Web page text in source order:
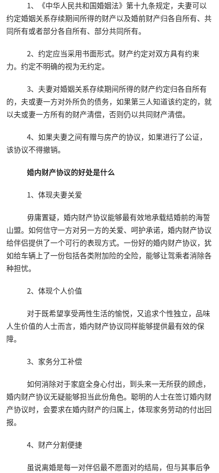
1、《中华人民共和国婚姻法》第十九条规定，夫妻可以
约定婚姻关系存续期间所得的财产以及婚前财产归各自所有、共
同所有或者部分各自所有、部分共同所有。
2、约定应当采用书面形式。财产约定对双方具有约束
力。约定不明确的视为无约定。
3、夫妻对婚姻关系存续期间所得的财产约定归各自所有
的，夫或妻一方对外所负的债务，如果第三人知道该约定的，就
以夫或妻一方所有的财产清偿，否则仍以共同财产清偿。
4、如果夫妻之间有赠与房产的协议，如果进行了公证，
该协议不得撤销。
婚内财产协议的好处是什么
1、体现夫妻关爱
毋庸置疑，婚内财产协议能够最有效地承载结婚前的海誓
山盟。如何信守一方对另一方的关爱、呵护承诺，婚内财产协议
给伴侣提供了一个可行的表现方式。一份好的婚内财产协议，犹
如给车辆上了一份包括各类附加险的全险，能够让驾乘者消除各
种担忧。
2、体现个人价值
对于既希望享受两性生活的愉悦，又追求个性独立，品味
人生价值的人士而言，婚内财产协议同样能够提供最有效的保
障。
3、家务分工补偿
如何消除对于家庭全身心付出，到头来一无所获的顾虑，
婚内财产协议无疑能够担当此份角色。聪明的人士在签订婚内财
产协议时，会要求在婚内财产的归属上，体现家务劳动的付出回
报。
4、财产分割便捷
虽说离婚是每一对伴侣最不愿面对的结局，但与其事后争